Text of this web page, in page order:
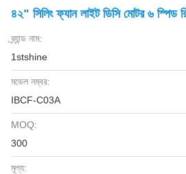
৪২" সিলিং ফ্যান লাইট ডিসি মোটর ৬ স্পিড
ব্র্যান্ড নাম:
1stshine
মডেল নম্বর:
IBCF-C03A
MOQ:
300
মূল্য: